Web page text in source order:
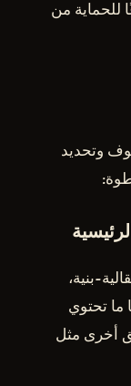
للحماية من
وتحديد
بنية،
ما تحتوي
أخرى مثل